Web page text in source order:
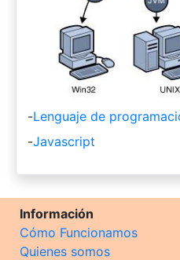
-Lenguaje de
-Javascript
Información
Cómo Funcionamos
Quienes somos